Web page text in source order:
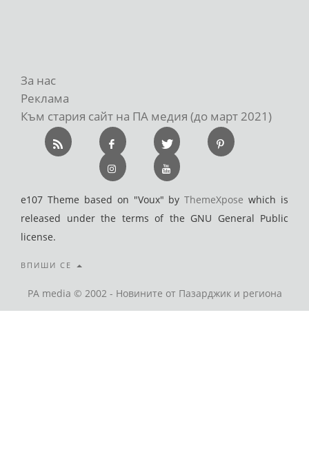
За нас
Реклама
Към стария сайт на ПА медия (до март 2021)
e107 Theme based on "Voux" byThemeXpose which is
released under the terms of the GNU General Public
license.
ВПИШИ СЕ
PA media © 2002 - Новините от Пазарджик и региона